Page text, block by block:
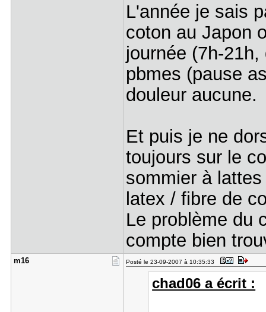
L'année je sais
coton au Japon
journée (7h-
pbmes (pause
douleur
Et puis je ne
toujours sur le
sommier à
latex / fibre de
Le problème du
compte bien
m16 Posté le 23-09-2007 à 10:35:33
chad06 a écrit :